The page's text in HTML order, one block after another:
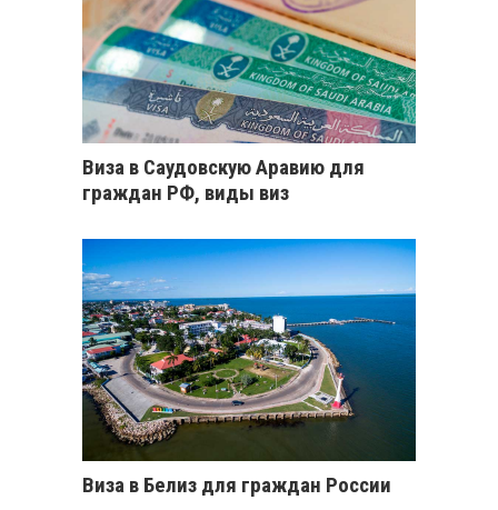
Виза в Саудовскую Аравию для
граждан РФ, виды виз
Виза в Белиз для граждан России